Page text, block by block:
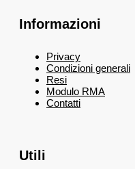
Informazioni
Privacy
Condizioni generali
Resi
Modulo RMA
Contatti
Utili